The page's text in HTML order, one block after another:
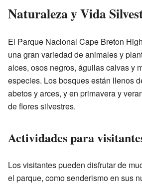
Naturaleza y Vida
El Parque Nacional Cape Breton
una gran variedad de animales y
alces, osos negros, águilas calvas y
especies. Los bosques están llenos
abetos y arces, y en primavera y
de flores silvestres.
Actividades para
Los visitantes pueden disfrutar de
el parque, como senderismo en sus